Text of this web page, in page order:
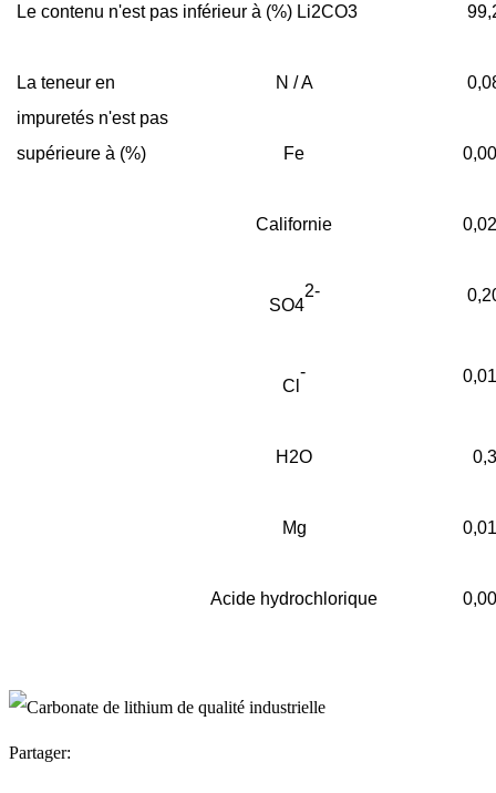
Le contenu n'est pas inférieur à (%) Li2CO3
La teneur en
impuretés n'est pas
supérieure à (%)
N / A
Fe
Californie
SO4
2-
Cl
-
H2O 0,3
Mg
Acide hydrochlorique
Partager: